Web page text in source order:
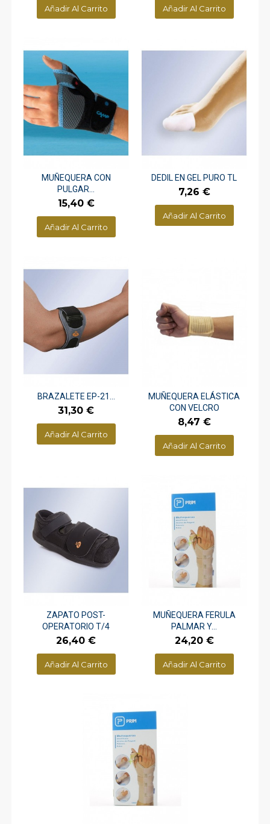
Añadir Al Carrito Añadir Al Carrito
MUÑEQUERA CON
PULGAR...
Precio
15,40 €
Añadir Al Carrito
DEDIL EN GEL PURO TL
Precio
7,26 €
Añadir Al Carrito
BRAZALETE EP-21...
Precio
31,30 €
Añadir Al Carrito
MUÑEQUERA ELÁSTICA
CON VELCRO
Precio
8,47 €
Añadir Al Carrito
ZAPATO POST-
OPERATORIO T/4
Precio
26,40 €
Añadir Al Carrito
MUÑEQUERA FERULA
PALMAR Y...
Precio
24,20 €
Añadir Al Carrito